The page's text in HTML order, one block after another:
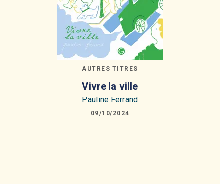
AUTRES TITRES
Vivre la ville
Pauline Ferrand
09/10/2024